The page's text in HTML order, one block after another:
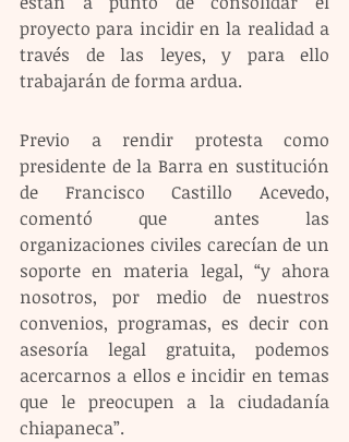
proyecto para incidir en la realidad a
través de las leyes, y para ello
trabajarán de forma ardua.
Previo a rendir protesta como
presidente de la Barra en sustitución
de Francisco Castillo Acevedo,
comentó que antes las
organizaciones civiles carecían de un
soporte en materia legal, “y ahora
nosotros, por medio de nuestros
convenios, programas, es decir con
asesoría legal gratuita, podemos
acercarnos a ellos e incidir en temas
que le preocupen a la ciudadanía
chiapaneca”.